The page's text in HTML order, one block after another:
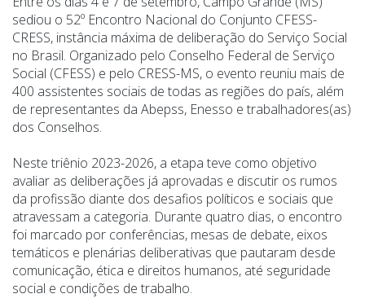
sediou o 52º Encontro Nacional do Conjunto CFESS-
CRESS, instância máxima de deliberação do Serviço Social
no Brasil. Organizado pelo Conselho Federal de Serviço
Social (CFESS) e pelo CRESS-MS, o evento reuniu mais de
400 assistentes sociais de todas as regiões do país, além
de representantes da Abepss, Enesso e trabalhadores(as)
dos Conselhos.
Neste triênio 2023-2026, a etapa teve como objetivo
avaliar as deliberações já aprovadas e discutir os rumos
da profissão diante dos desafios políticos e sociais que
atravessam a categoria. Durante quatro dias, o encontro
foi marcado por conferências, mesas de debate, eixos
temáticos e plenárias deliberativas que pautaram desde
comunicação, ética e direitos humanos, até seguridade
social e condições de trabalho.